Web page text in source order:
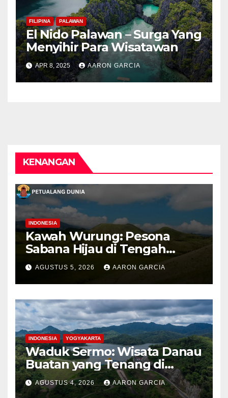
FILIPINA PALAWAN
El Nido Palawan – Surga Yang
Menyihir Para Wisatawan
APR 8, 2025 AARON GARCIA
KENANGAN
INDONESIA
Kawah Wurung: Pesona
Sabana Hijau di Tengah
Pegunungan Bondowoso
AGUSTUS 5, 2026 AARON GARCIA
INDONESIA YOGYAKARTA
Waduk Sermo: Wisata Danau
Buatan yang Tenang di
Perbukitan Menoreh Kulon
Progo
AGUSTUS 4, 2026 AARON GARCIA